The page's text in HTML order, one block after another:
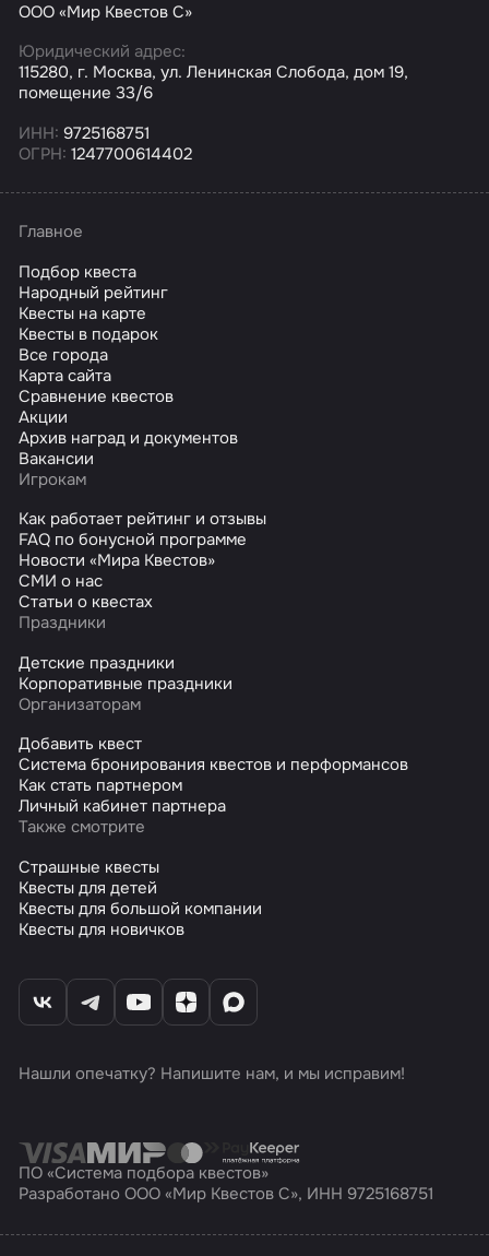
ООО «Мир Квестов С»
Юридический адрес:
115280, г. Москва, ул. Ленинская Слобода, дом 19,
помещение 33/6
ИНН: 9725168751
ОГРН: 1247700614402
Главное
Подбор квеста
Народный рейтинг
Квесты на карте
Квесты в подарок
Все города
Карта сайта
Сравнение квестов
Акции
Архив наград и документов
Вакансии
Игрокам
Как работает рейтинг и отзывы
FAQ по бонусной программе
Новости «Мира Квестов»
СМИ о нас
Статьи о квестах
Праздники
Детские праздники
Корпоративные праздники
Организаторам
Добавить квест
Система бронирования квестов и перформансов
Как стать партнером
Личный кабинет партнера
Также смотрите
Страшные квесты
Квесты для детей
Квесты для большой компании
Квесты для новичков
Нашли опечатку? Напишите нам, и мы исправим!
ПО «Система подбора квестов»
Разработано ООО «Мир Квестов С», ИНН 9725168751